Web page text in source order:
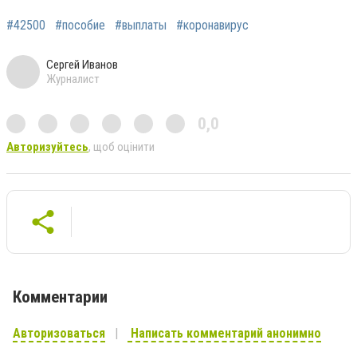
#42500 #пособие #выплаты #коронавирус
Сергей Иванов
Журналист
0,0
Авторизуйтесь, щоб оцінити
Комментарии
Авторизоваться Написать комментарий анонимно